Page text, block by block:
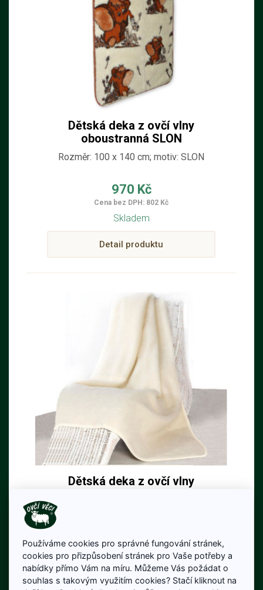
Dětská deka z ovčí vlny
oboustranná SLON
Rozměr: 100 x 140 cm; motiv: SLON
970 Kč
Cena bez DPH: 802 Kč
Skladem
Detail produktu
Dětská deka z ovčí vlny
960 Kč
Cena bez DPH: 793 Kč
Skladem
Používáme cookies pro správné fungování stránek,
cookies pro přizpůsobení stránek pro Vaše potřeby a
nabídky přímo Vám na míru. Můžeme Vás požádat o
souhlas s takovým využitím cookies? Stačí kliknout na